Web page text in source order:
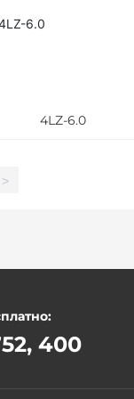
4LZ-6.0
>
400